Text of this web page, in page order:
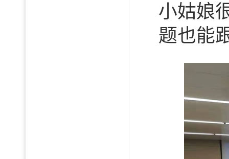
小姑娘
题也能